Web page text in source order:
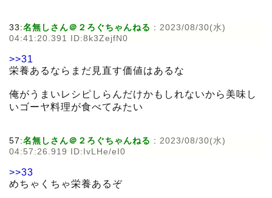
33:名無しさん＠２ろぐちゃんねる : 2023/08/30(水)
04:41:20.391 ID:8k3ZejfN0
>>31
栄養あるならまだ見直す価値はあるな
俺がうまいレシピしらんだけかもしれないから美味し
いゴーヤ料理が食べてみたい
57:名無しさん＠２ろぐちゃんねる : 2023/08/30(水)
04:57:26.919 ID:IvLHe/eI0
>>33
めちゃくちゃ栄養あるぞ